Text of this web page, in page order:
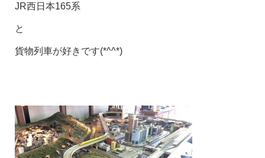
JR西日本165系
と
貨物列車が好きです(*^^*)